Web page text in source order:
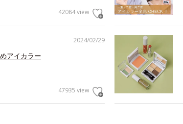
42084 view
2024/02/29
アイカラー
47935 view